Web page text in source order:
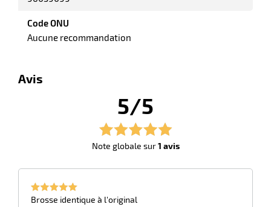
Code ONU
Aucune recommandation
Avis
5/5
Note globale sur1 avis
Brosse identique à l'original